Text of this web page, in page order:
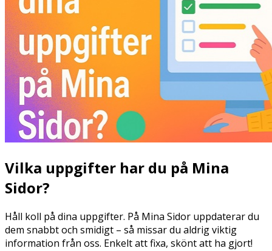
Vilka uppgifter har du på Mina
Sidor?
Håll koll på dina uppgifter. På Mina Sidor uppdaterar du
dem snabbt och smidigt – så missar du aldrig viktig
information från oss. Enkelt att fixa, skönt att ha gjort!